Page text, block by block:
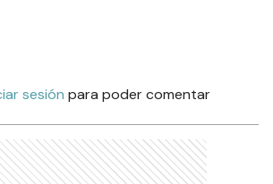
sesión para poder comentar